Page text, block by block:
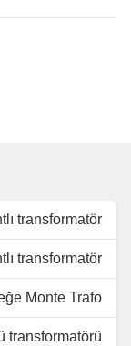
transformatör
transformatör
Monte Trafo
transformatörü